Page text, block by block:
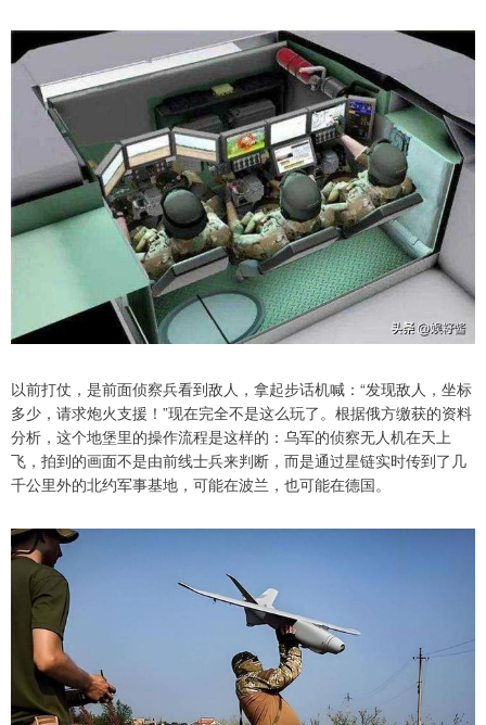
以前打仗，是前面侦察兵看到敌人，拿起步话机喊：“发现敌人，坐标
多少，请求炮火支援！”现在完全不是这么玩了。根据俄方缴获的资料
分析，这个地堡里的操作流程是这样的：乌军的侦察无人机在天上
飞，拍到的画面不是由前线士兵来判断，而是通过星链实时传到了几
千公里外的北约军事基地，可能在波兰，也可能在德国。